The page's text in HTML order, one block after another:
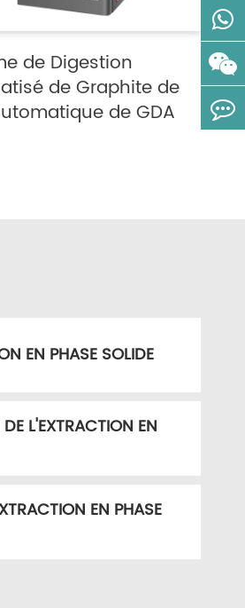
de Digestion
de Graphite de
de GDA
EN PHASE SOLIDE
L'EXTRACTION EN
EN PHASE